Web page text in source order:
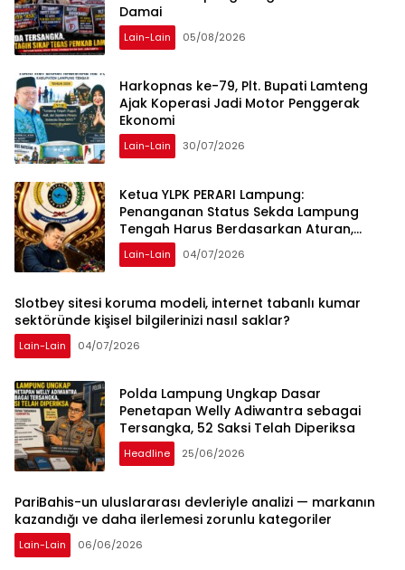
Damai
Lain-Lain 05/08/2026
Harkopnas ke-79, Plt. Bupati Lamteng
Ajak Koperasi Jadi Motor Penggerak
Ekonomi
Lain-Lain 30/07/2026
Ketua YLPK PERARI Lampung:
Penanganan Status Sekda Lampung
Tengah Harus Berdasarkan Aturan,
Bukan Tekanan Opini
Lain-Lain 04/07/2026
Slotbey sitesi koruma modeli, internet tabanlı kumar
sektöründe kişisel bilgilerinizi nasıl saklar?
Lain-Lain 04/07/2026
Polda Lampung Ungkap Dasar
Penetapan Welly Adiwantra sebagai
Tersangka, 52 Saksi Telah Diperiksa
Headline 25/06/2026
PariBahis-un uluslararası devleriyle analizi — markanın
kazandığı ve daha ilerlemesi zorunlu kategoriler
Lain-Lain 06/06/2026